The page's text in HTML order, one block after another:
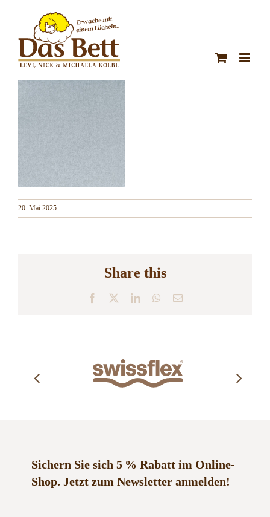
20. Mai 2025
Share this
Facebook LinkedInWhatsApp
E-
Sichern Sie sich 5 % Rabatt im Online-
Shop. Jetzt zum Newsletter anmelden!